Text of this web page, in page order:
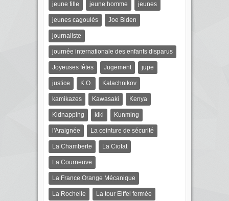
jeune fille jeune homme jeunes
jeunes cagoulés Joe Biden
journaliste
journée internationale des enfants disparus
Joyeuses fêtes Jugement jupe
justice K.O. Kalachnikov
kamikazes Kawasaki Kenya
Kidnapping kiki Kunming
l'Araignée La ceinture de sécurité
La Chamberte La Ciotat
La Courneuve
La France Orange Mécanique
La Rochelle La tour Eiffel fermée